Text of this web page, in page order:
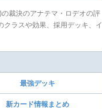
裁決のアナテマ・ロデオの評
ラスや効果、採用デッキ、イ
最強デッキ
新カード情報まとめ